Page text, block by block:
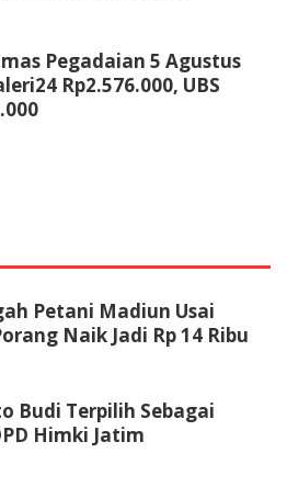
Pegadaian 5 Agustus
Rp2.576.000, UBS
Petani Madiun Usai
Naik Jadi Rp 14 Ribu
Budi Terpilih Sebagai
Himki Jatim